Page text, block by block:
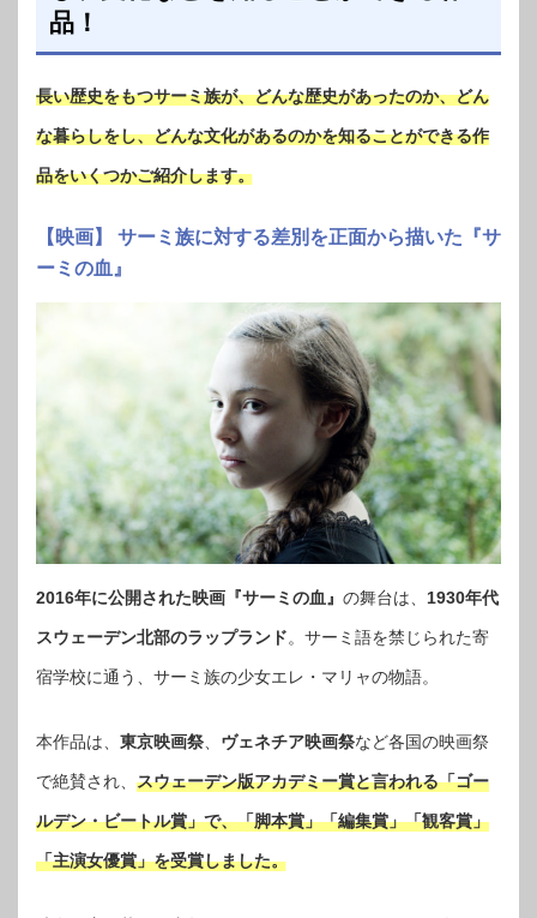
品！
長い歴史をもつサーミ族が、どんな歴史があったのか、どん
な暮らしをし、どんな文化があるのかを知ることができる作
品をいくつかご紹介します。
【映画】 サーミ族に対する差別を正面から描いた『サ
ーミの血』
2016年に公開された映画『サーミの血』 の舞台は、 1930年代
スウェーデン北部のラップランド。サーミ語を禁じられた寄
宿学校に通う、サーミ族の少女エレ・マリャの物語。
本作品は、 東京映画祭、 ヴェネチア映画祭など各国の映画祭
で絶賛され、 スウェーデン版アカデミー賞と言われる「ゴー
ルデン・ビートル賞」で、「脚本賞」「編集賞」「観客賞」
「主演女優賞」を受賞しました。